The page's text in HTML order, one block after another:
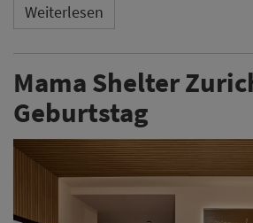
Weiterlesen
Mama Shelter
Geburtstag